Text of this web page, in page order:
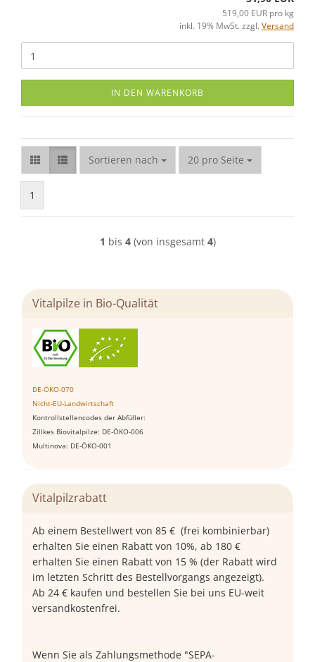
519,00 EUR pro kg
inkl. 19% MwSt. zzgl. Versand
IN DEN WARENKORB
Sortieren nach
Sortieren nach 20 pro Seite
pro Seite
1
1 bis 4(von insgesamt 4)
Vitalpilze in Bio-Qualität
DE-ÖKO-070
Nicht-EU-Landwirtschaft
Kontrollstellencodes der Abfüller:
Zillkes Biovitalpilze: DE-ÖKO-006
Multinova: DE-ÖKO-001
Vitalpilzrabatt
Ab einem Bestellwert von 85 € (frei kombinierbar)
erhalten Sie einen Rabatt von 10%, ab 180 €
erhalten Sie einen Rabatt von 15 % (der Rabatt wird
im letzten Schritt des Bestellvorgangs angezeigt).
Ab 24 € kaufen und bestellen Sie bei uns EU-weit
versandkostenfrei.
Wenn Sie als Zahlungsmethode "SEPA-